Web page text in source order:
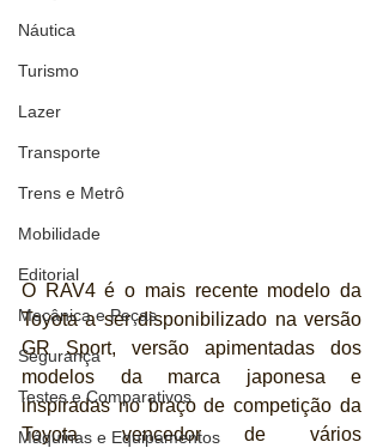
Náutica
Turismo
Lazer
Transporte
Trens e Metrô
Mobilidade
Editorial
Mecânica e Peças
Segurança
Testes e Comparativos
Máquinas e Equipamentos
O RAV4 é o mais recente modelo da
Toyota a ser disponibilizado na versão
GR Sport, versão apimentadas dos
modelos da marca japonesa e
inspiradas no braço de competição da
Toyota vencedor de vários